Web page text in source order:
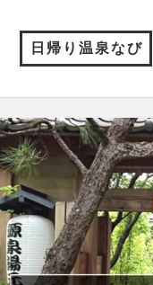
日帰り温泉なび